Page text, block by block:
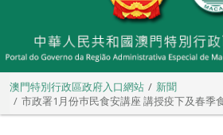
澳門特別行政區政府入口網站
新聞
市政署1月份巿民食安講座 講授疫下及春季